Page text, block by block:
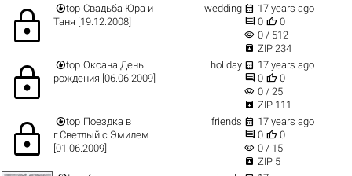
lock top Свадьба Юра и
Таня [19.12.2008]
wedding  17 years ago
 0  0
visibility 0 / 512
 ZIP 234
lock top Оксана День
рождения [06.06.2009]
holiday  17 years ago
 0  0
visibility 0 / 25
 ZIP 111
lock top Поездка в
г.Светлый с Эмилем
[01.06.2009]
friends  17 years ago
 0  0
visibility 0 / 15
 ZIP 5